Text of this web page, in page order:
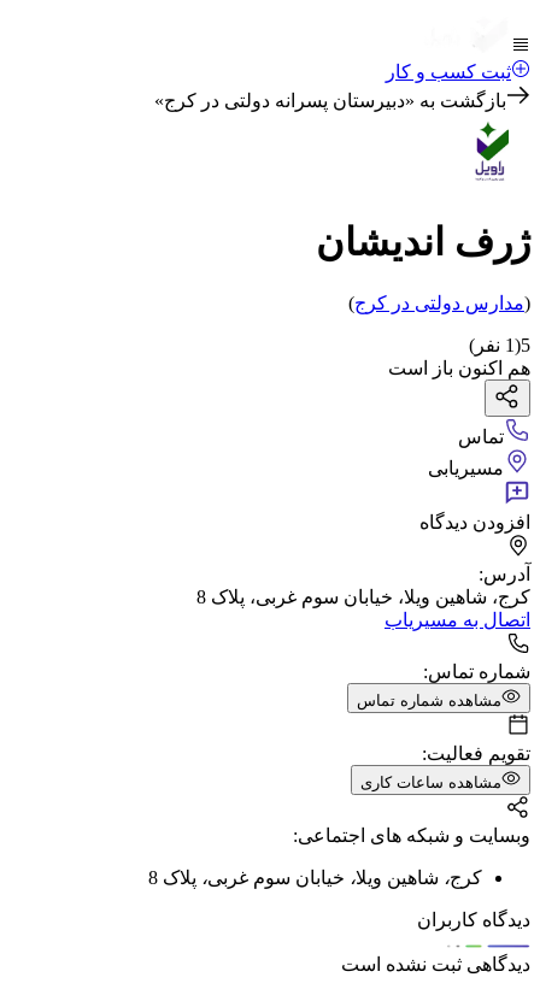
ثبت کسب و کار
بازگشت به «دبیرستان پسرانه دولتی در کرج»
ژرف اندیشان
(مدارس دولتی در کرج)
5
(
1 نفر)
هم اکنون باز است
تماس
مسیریابی
افزودن دیدگاه
آدرس:
کرج، شاهین ویلا، خیابان سوم غربی، پلاک 8
اتصال به مسیریاب
شماره تماس:
مشاهده شماره تماس
تقویم فعالیت:
مشاهده ساعات کاری
وبسایت و شبکه های اجتماعی:
کرج، شاهین ویلا، خیابان سوم غربی، پلاک 8
دیدگاه کاربران
دیدگاهی ثبت نشده است